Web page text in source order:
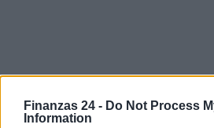
Finanzas 24 - Do Not Process
Information